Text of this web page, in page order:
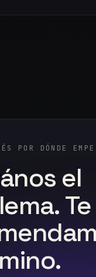
POR DÓNDE
el
Te